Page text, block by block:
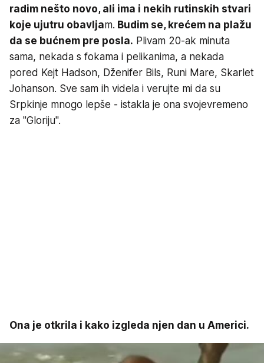
radim nešto novo, ali ima i nekih rutinskih stvari
koje ujutru obavljam. Budim se, krećem na plažu
da se bućnem pre posla. Plivam 20-ak minuta
sama, nekada s fokama i pelikanima, a nekada
pored Kejt Hadson, Dženifer Bils, Runi Mare, Skarlet
Johanson. Sve sam ih videla i verujte mi da su
Srpkinje mnogo lepše - istakla je ona svojevremeno
za "Gloriju".
Ona je otkrila i kako izgleda njen dan u Americi.